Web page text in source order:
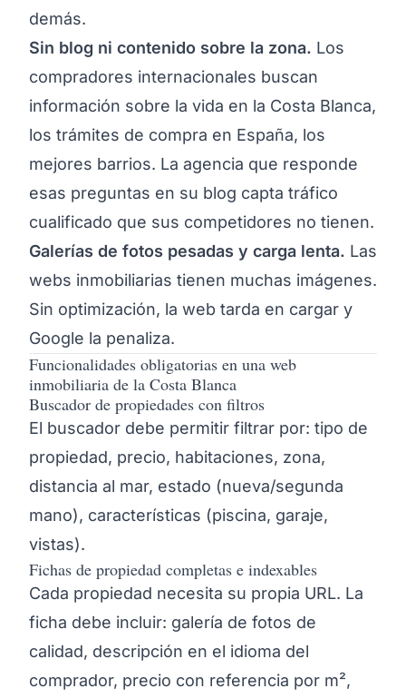
demás.
Sin blog ni contenido sobre la zona. Los
compradores internacionales buscan
información sobre la vida en la Costa Blanca,
los trámites de compra en España, los
mejores barrios. La agencia que responde
esas preguntas en su blog capta tráfico
cualificado que sus competidores no tienen.
Galerías de fotos pesadas y carga lenta. Las
webs inmobiliarias tienen muchas imágenes.
Sin optimización, la web tarda en cargar y
Google la penaliza.
Funcionalidades obligatorias en una web
inmobiliaria de la Costa Blanca
Buscador de propiedades con filtros
El buscador debe permitir filtrar por: tipo de
propiedad, precio, habitaciones, zona,
distancia al mar, estado (nueva/segunda
mano), características (piscina, garaje,
vistas).
Fichas de propiedad completas e indexables
Cada propiedad necesita su propia URL. La
ficha debe incluir: galería de fotos de
calidad, descripción en el idioma del
comprador, precio con referencia por m²,